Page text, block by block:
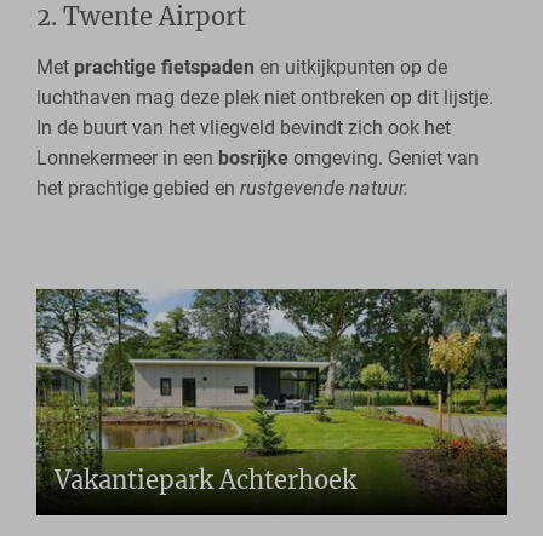
2. Twente Airport
Met prachtige fietspaden en uitkijkpunten op de
luchthaven mag deze plek niet ontbreken op dit lijstje.
In de buurt van het vliegveld bevindt zich ook het
Lonnekermeer in een bosrijke omgeving. Geniet van
het prachtige gebied enrustgevende natuur.
Vakantiepark Achterhoek